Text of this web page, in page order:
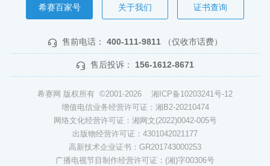
希赛百家号 关于我们 证书查询
售前电话： 400-111-9811 （仅收市话费）
售后投诉： 156-1612-8671
希赛网 版权所有 ©2001-2026 湘ICP备10203241号-12
增值电信业务经营许可证：湘B2-20210474
网络文化经营许可证：湘网文(2022)0042-005号
出版物经营许可证：4301042021177
高新技术企业证书：GR201743000253
广播电视节目制作经营许可证：(湘)字00306号